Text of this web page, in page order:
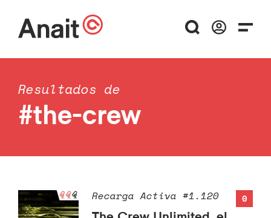
Resultados de
#the-crew
0
Recarga Activa #1.120